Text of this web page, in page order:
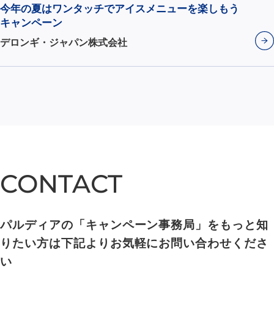
今年の夏はワンタッチでアイスメニューを楽しもう
キャンペーン
デロンギ・ジャパン株式会社
CONTACT
CONTACT
パルディアの「キャンペーン事務局」をもっと知
りたい方は下記よりお気軽にお問い合わせくださ
い